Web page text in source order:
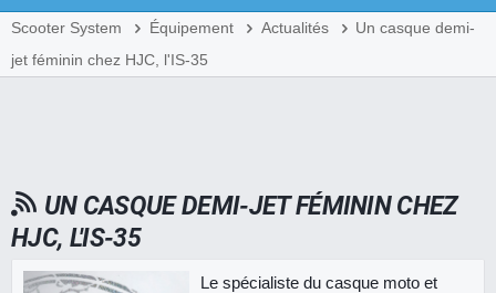
Scooter System Équipement Actualités
Un casque demi-
jet féminin chez HJC, l'IS-35
UN CASQUE DEMI-JET FÉMININ CHEZ
HJC, L'IS-35
Le spécialiste du casque moto et